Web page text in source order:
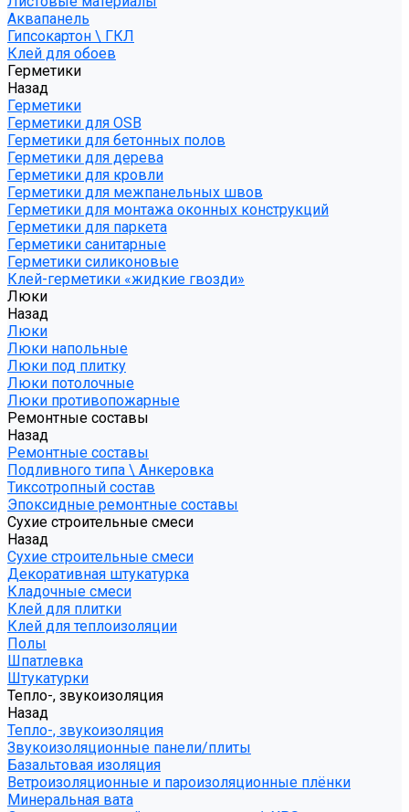
Аквапанель
Гипсокартон \ ГКЛ
Клей для обоев
Герметики
Назад
Герметики
Герметики для OSB
Герметики для бетонных полов
Герметики для дерева
Герметики для кровли
Герметики для межпанельных швов
Герметики для монтажа оконных конструкций
Герметики для паркета
Герметики санитарные
Герметики силиконовые
Клей-герметики «жидкие гвозди»
Люки
Назад
Люки
Люки напольные
Люки под плитку
Люки потолочные
Люки противопожарные
Ремонтные составы
Назад
Ремонтные составы
Подливного типа \ Анкеровка
Тиксотропный состав
Эпоксидные ремонтные составы
Сухие строительные смеси
Назад
Сухие строительные смеси
Декоративная штукатурка
Кладочные смеси
Клей для плитки
Клей для теплоизоляции
Полы
Шпатлевка
Штукатурки
Тепло-, звукоизоляция
Назад
Тепло-, звукоизоляция
Звукоизоляционные панели/плиты
Базальтовая изоляция
Ветроизоляционные и пароизоляционные плёнки
Минеральная вата